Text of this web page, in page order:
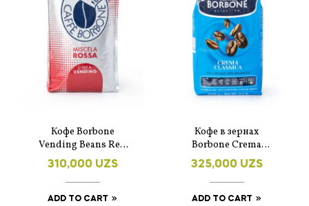
Кофе Borbone
Vending Beans Red
Line, 1 кг
310,000 UZS
ADD TO CART
Кофе в зернах
Borbone Crema
Classica Selected, 1 кг,
100% арабика
325,000 UZS
ADD TO CART